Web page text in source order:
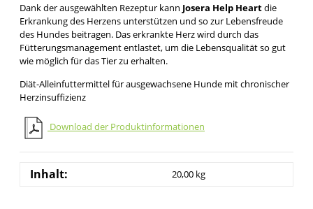
Dank der ausgewählten Rezeptur kann Josera Help Heartdie
Erkrankung des Herzens unterstützen und so zur Lebensfreude
des Hundes beitragen. Das erkrankte Herz wird durch das
Fütterungsmanagement entlastet, um die Lebensqualität so gut
wie möglich für das Tier zu erhalten.
Diät-Alleinfuttermittel für ausgewachsene Hunde mit chronischer
Herzinsuffizienz
Download der Produktinformationen
Inhalt: 20,00 kg